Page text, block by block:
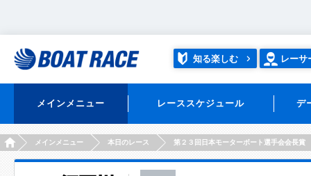
知る楽しむ レーサ
メインメニュー レーススケジュール デ
HOMEメインメニュー 本日のレース 第２３回日本モーターボート選手会会長賞